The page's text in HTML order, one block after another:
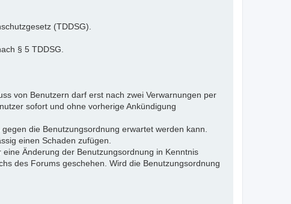
(TDDSG).
§ 5 TDDSG.
von Benutzern darf erst nach zwei Verwarnungen per
sofort und ohne vorherige Ankündigung
die Benutzungsordnung erwartet werden kann.
einen Schaden zufügen.
Änderung der Benutzungsordnung in Kenntnis
des Forums geschehen. Wird die Benutzungsordnung